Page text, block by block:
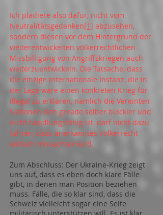
Ich plädiere also dafür, nicht vom
Neutralitätsgedanken[1] abzusehen,
sondern diesen vor dem Hintergrund der
weiterentwickelten völkerrechtlichen
Missbilligung von Angriffskriegen auch
weiterzuentwickeln. Die Tatsache, dass
die einzige internationale Instanz, die in
der Lage wäre einen konkreten Krieg für
illegal zu erklären, nämlich die Vereinten
Nationen sich gerade selber blockier und
nicht handlungsfähig ist, darf nicht dazu
führen, dass anerkanntes Völkerrecht
einfach missachtet wird.
Zum Abschluss: Der Ukraine-Krieg zeigt
uns auf, dass es eben doch klare Fälle
gibt, in denen man Position beziehen
muss. Fälle, die so klar sind, dass die
Schweiz vielleicht sogar eine Seite